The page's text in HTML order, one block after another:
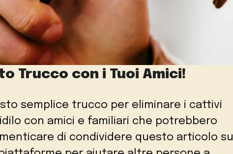
Trucco con i Tuoi Amici!
semplice trucco per eliminare i cattivi
con amici e familiari che potrebbero
di condividere questo articolo su